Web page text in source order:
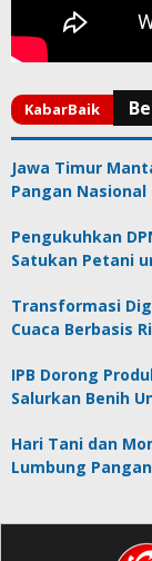
Jawa Timur
Pangan Nasional
Pengukuhkan
Satukan Petani
Transformasi
Cuaca Berbasis
IPB Dorong
Salurkan Benih
Hari Tani dan
Lumbung Pangan